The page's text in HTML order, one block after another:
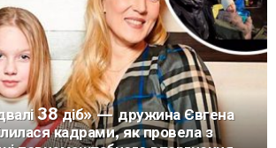
38 діб» — дружина Євгена
кадрами, як провела з